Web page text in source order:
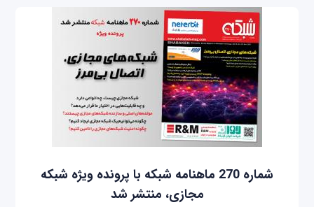
شماره 270 ماهنامه شبکه با پرونده ویژه شبکه
مجازی، منتشر شد